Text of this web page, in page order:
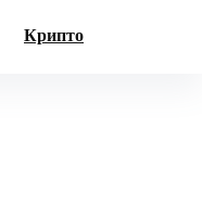
Крипто